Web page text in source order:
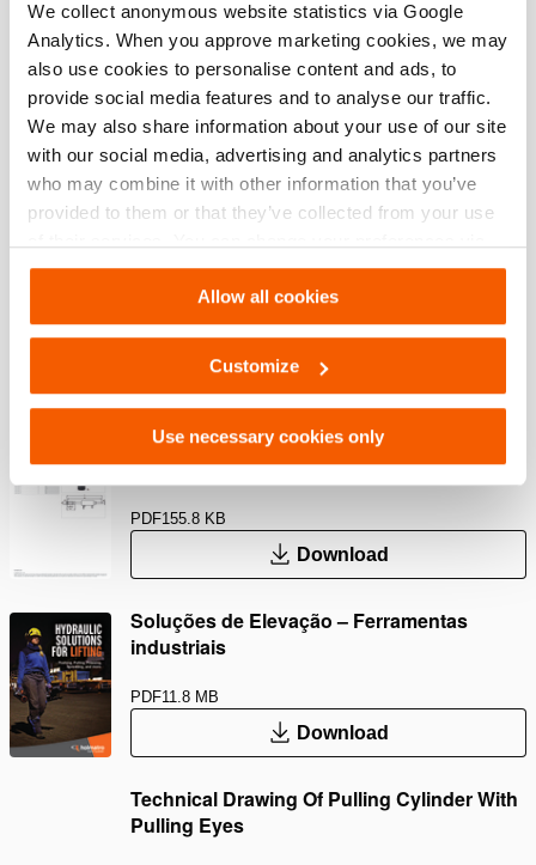
We collect anonymous website statistics via Google
Analytics. When you approve marketing cookies, we may
also use cookies to personalise content and ads, to
provide social media features and to analyse our traffic.
We may also share information about your use of our site
with our social media, advertising and analytics partners
who may combine it with other information that you’ve
provided to them or that they’ve collected from your use
Settings. See ourcookiestatement.
Allow all cookies
Customize
Use necessary cookies only
Características
Fabricado em aço recozido
Revestimento químico escurecido
Downloads
HPJ 60 S 15, Folha de especificações, A4
PDF155.7 KB
Download
HPJ 60 S 15, Folha de especificações,
Carta imperial
PDF155.8 KB
Download
Soluções de Elevação – Ferramentas
industriais
PDF11.8 MB
Download
Technical Drawing Of Pulling Cylinder With
Pulling Eyes